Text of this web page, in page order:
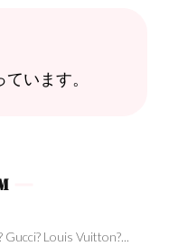
います。